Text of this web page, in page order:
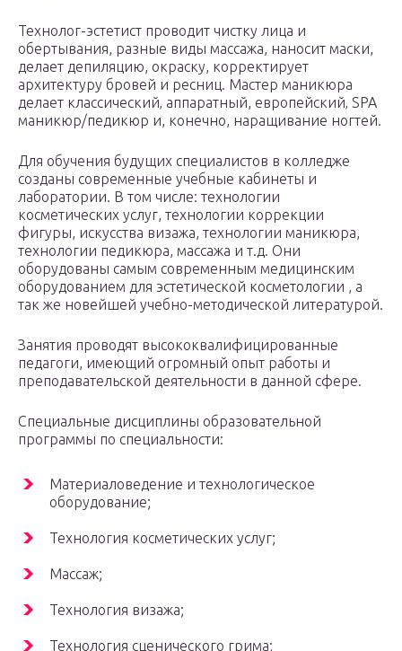
Технолог-эстетист проводит чистку лица и
обертывания, разные виды массажа, наносит маски,
делает депиляцию, окраску, корректирует
архитектуру бровей и ресниц. Мастер маникюра
делает классический‚ аппаратный, европейский‚ SPA
маникюр/педикюр и, конечно, наращивание ногтей.
Для обучения будущих специалистов в колледже
созданы современные учебные кабинеты и
лаборатории. В том числе: технологии
косметических услуг, технологии коррекции
фигуры, искусства визажа, технологии маникюра,
технологии педикюра, массажа и т.д. Они
оборудованы самым современным медицинским
оборудованием для эстетической косметологии , а
так же новейшей учебно-методической литературой.
Занятия проводят высококвалифицированные
педагоги, имеющий огромный опыт работы и
преподавательской деятельности в данной сфере.
Специальные дисциплины образовательной
программы по специальности:
Материаловедение и технологическое
оборудование;
Технология косметических услуг;
Массаж;
Технология визажа;
Технология сценического грима;